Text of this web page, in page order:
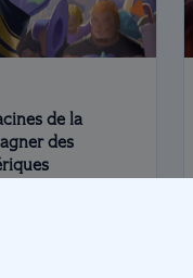
de la
des
va sortir le 17
Re:Union va